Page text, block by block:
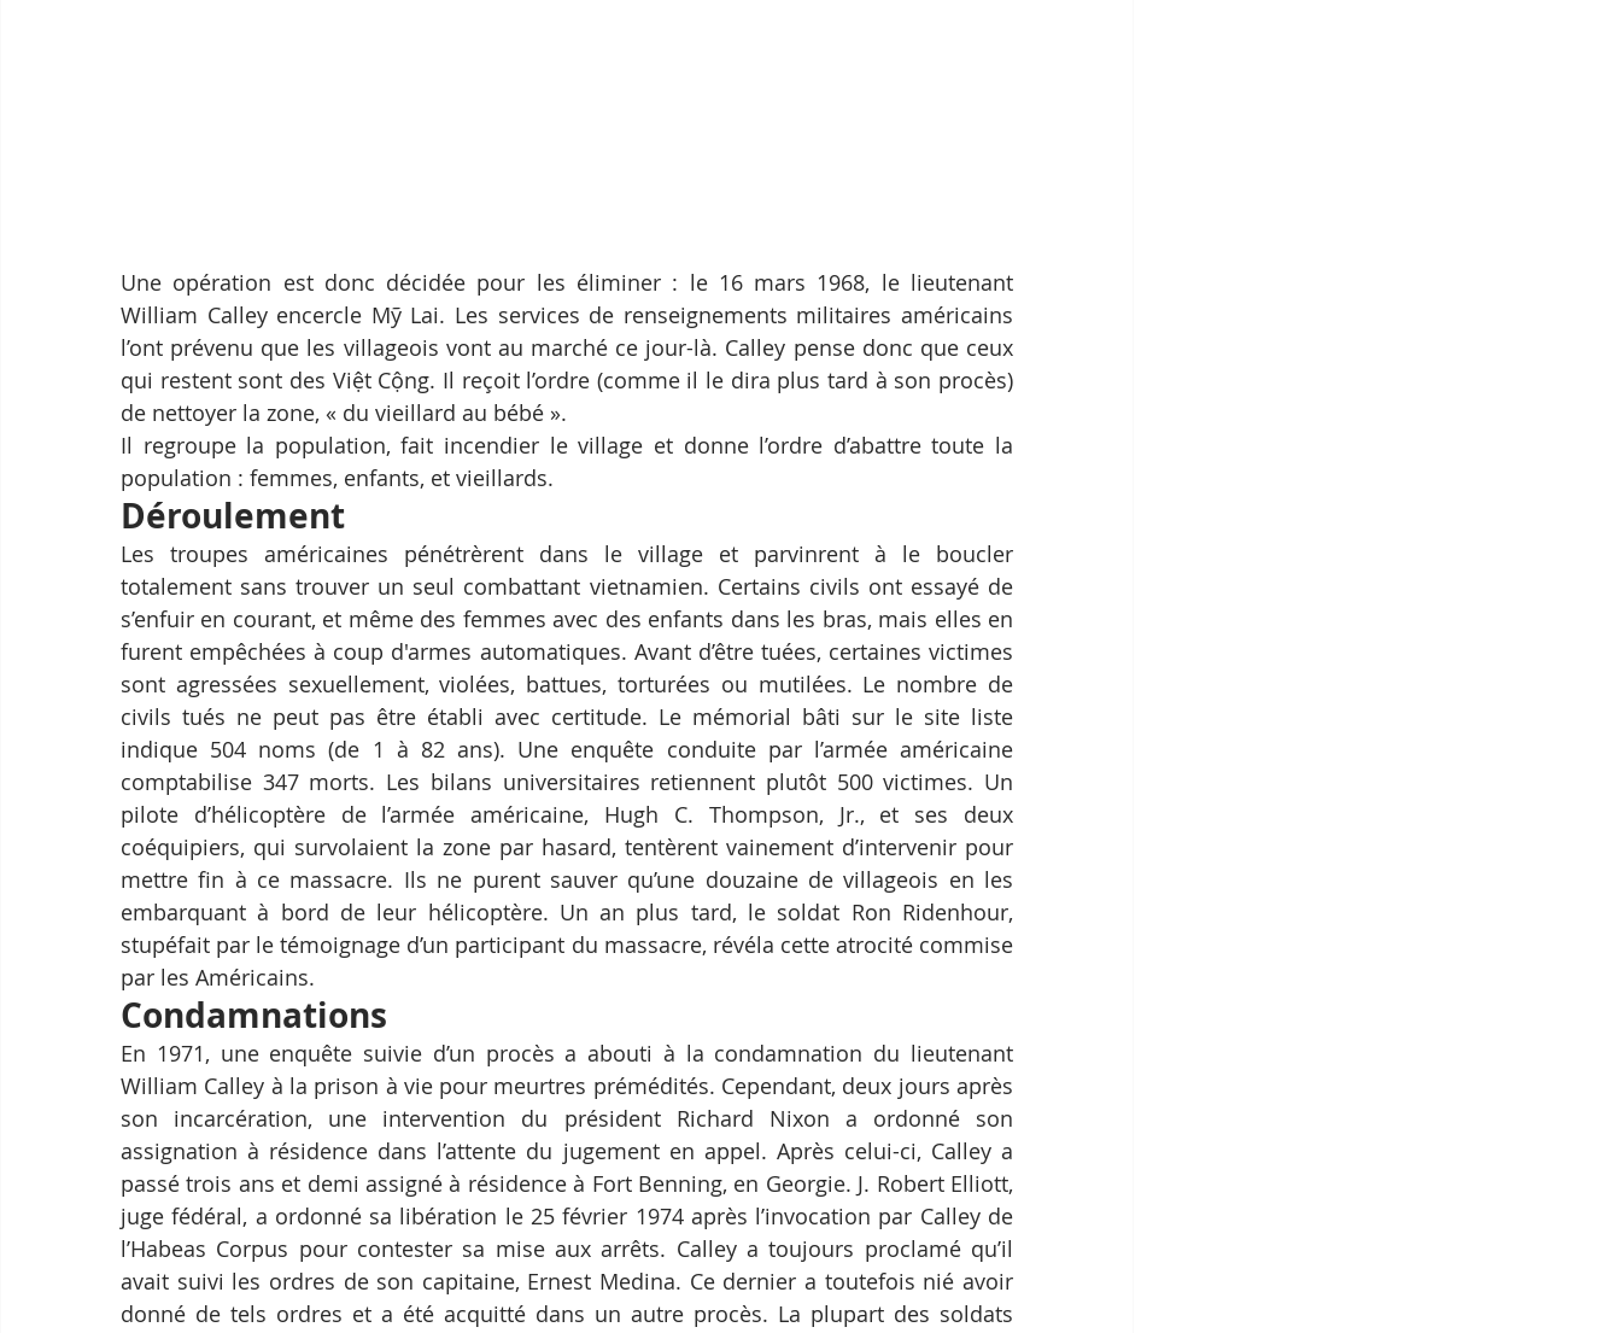
Une opération est donc décidée pour les éliminer : le 16 mars 1968, le lieutenant
William Calley encercle Mỹ Lai. Les services de renseignements militaires américains
l’ont prévenu que les villageois vont au marché ce jour-là. Calley pense donc que ceux
qui restent sont des Việt Cộng. Il reçoit l’ordre (comme il le dira plus tard à son procès)
de nettoyer la zone, « du vieillard au bébé ».
Il regroupe la population, fait incendier le village et donne l’ordre d’abattre toute la
population : femmes, enfants, et vieillards.
Déroulement
Les troupes américaines pénétrèrent dans le village et parvinrent à le boucler
totalement sans trouver un seul combattant vietnamien. Certains civils ont essayé de
s’enfuir en courant, et même des femmes avec des enfants dans les bras, mais elles en
furent empêchées à coup d'armes automatiques. Avant d’être tuées, certaines victimes
sont agressées sexuellement, violées, battues, torturées ou mutilées. Le nombre de
civils tués ne peut pas être établi avec certitude. Le mémorial bâti sur le site liste
indique 504 noms (de 1 à 82 ans). Une enquête conduite par l’armée américaine
comptabilise 347 morts. Les bilans universitaires retiennent plutôt 500 victimes. Un
pilote d’hélicoptère de l’armée américaine, Hugh C. Thompson, Jr., et ses deux
coéquipiers, qui survolaient la zone par hasard, tentèrent vainement d’intervenir pour
mettre fin à ce massacre. Ils ne purent sauver qu’une douzaine de villageois en les
embarquant à bord de leur hélicoptère. Un an plus tard, le soldat Ron Ridenhour,
stupéfait par le témoignage d’un participant du massacre, révéla cette atrocité commise
par les Américains.
Condamnations
En 1971, une enquête suivie d’un procès a abouti à la condamnation du lieutenant
William Calley à la prison à vie pour meurtres prémédités. Cependant, deux jours après
son incarcération, une intervention du président Richard Nixon a ordonné son
assignation à résidence dans l’attente du jugement en appel. Après celui-ci, Calley a
passé trois ans et demi assigné à résidence à Fort Benning, en Georgie. J. Robert Elliott,
juge fédéral, a ordonné sa libération le 25 février 1974 après l’invocation par Calley de
l’Habeas Corpus pour contester sa mise aux arrêts. Calley a toujours proclamé qu’il
avait suivi les ordres de son capitaine, Ernest Medina. Ce dernier a toutefois nié avoir
donné de tels ordres et a été acquitté dans un autre procès. La plupart des soldats